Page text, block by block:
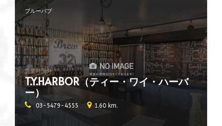
ブルーパブ
T.Y.HARBOR（ティー・ワイ・ハーバ
ー）
営業時間外
03-5479-4555 1.60 km.